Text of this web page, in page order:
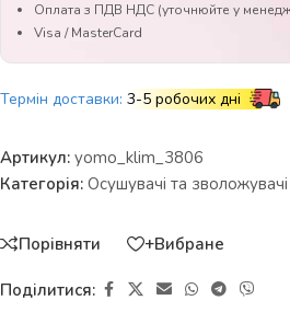
Оплата з ПДВ НДС (уточнюйте у
Visa / MasterCard
Термін доставки: 3-5 робочих дні
Артикул: yomo_klim_3806
Категорія: Осушувачі та зволожувачі
Порівняти +Вибране
Поділитися: